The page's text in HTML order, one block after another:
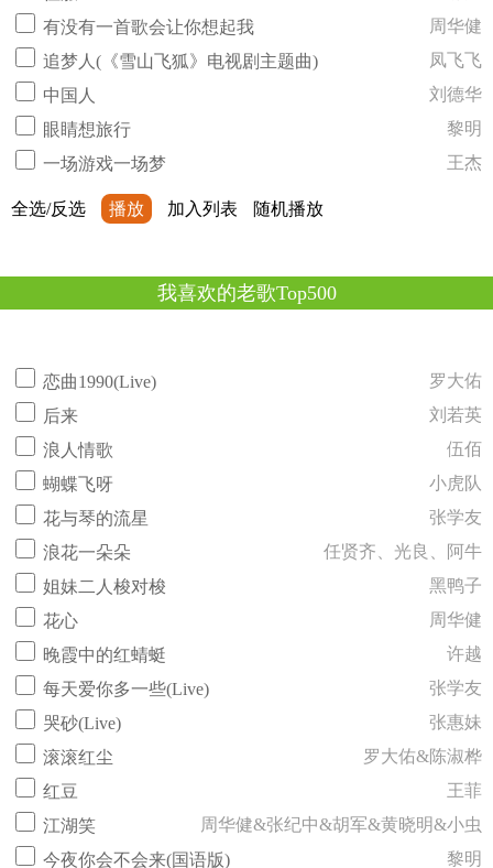
有没有一首歌会让你想起我
周华健
追梦人(《雪山飞狐》电视剧主题曲)
凤飞飞
中国人
刘德华
眼睛想旅行
黎明
一场游戏一场梦
王杰
全选/反选 播放 加入列表 随机播放
我喜欢的老歌Top500
恋曲1990(Live)
罗大佑
后来
刘若英
浪人情歌
伍佰
蝴蝶飞呀
小虎队
花与琴的流星
张学友
浪花一朵朵
任贤齐、光良、阿牛
姐妹二人梭对梭
黑鸭子
花心
周华健
晚霞中的红蜻蜓
许越
每天爱你多一些(Live)
张学友
哭砂(Live)
张惠妹
滚滚红尘
罗大佑&陈淑桦
红豆
王菲
江湖笑
周华健&张纪中&胡军&黄晓明&小虫
今夜你会不会来(国语版)
黎明